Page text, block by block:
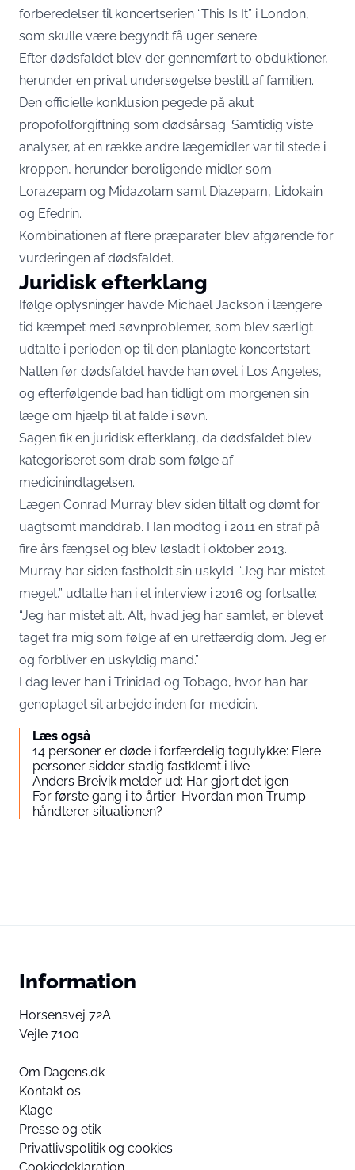
forberedelser til koncertserien “This Is It” i London,
som skulle være begyndt få uger senere.
Efter dødsfaldet blev der gennemført to obduktioner,
herunder en privat undersøgelse bestilt af familien.
Den officielle konklusion pegede på akut
propofolforgiftning som dødsårsag. Samtidig viste
analyser, at en række andre lægemidler var til stede i
kroppen, herunder beroligende midler som
Lorazepam og Midazolam samt Diazepam, Lidokain
og Efedrin.
Kombinationen af flere præparater blev afgørende for
vurderingen af dødsfaldet.
Juridisk efterklang
Ifølge oplysninger havde Michael Jackson i længere
tid kæmpet med søvnproblemer, som blev særligt
udtalte i perioden op til den planlagte koncertstart.
Natten før dødsfaldet havde han øvet i Los Angeles,
og efterfølgende bad han tidligt om morgenen sin
læge om hjælp til at falde i søvn.
Sagen fik en juridisk efterklang, da dødsfaldet blev
kategoriseret som drab som følge af
medicinindtagelsen.
Lægen Conrad Murray blev siden tiltalt og dømt for
uagtsomt manddrab. Han modtog i 2011 en straf på
fire års fængsel og blev løsladt i oktober 2013.
Murray har siden fastholdt sin uskyld. “Jeg har mistet
meget,” udtalte han i et interview i 2016 og fortsatte:
“Jeg har mistet alt. Alt, hvad jeg har samlet, er blevet
taget fra mig som følge af en uretfærdig dom. Jeg er
og forbliver en uskyldig mand.”
I dag lever han i Trinidad og Tobago, hvor han har
genoptaget sit arbejde inden for medicin.
Læs også
14 personer er døde i forfærdelig togulykke: Flere
personer sidder stadig fastklemt i live
Anders Breivik melder ud: Har gjort det igen
For første gang i to årtier: Hvordan mon Trump
håndterer situationen?
Information
Horsensvej 72A
Vejle 7100
Om Dagens.dk
Kontakt os
Klage
Presse og etik
Privatlivspolitik og cookies
Cookiedeklaration